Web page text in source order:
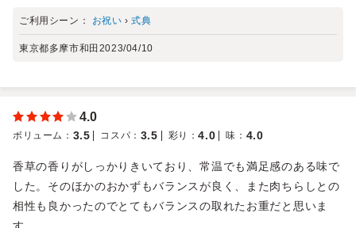
ご利用シーン： お祝い ›式典
東京都多摩市和田 2023/04/10
4.0
ボリューム ： 3.5 コスパ ： 3.5 彩り ：4.0 味 ： 4.0
香草の香りがしっかりきいており、常温でも満足感のある味で
した。そのほかのおかずもバランスが良く、また肉ちらしとの
相性も良かったのでとてもバランスの取れたお重だと思いま
す。